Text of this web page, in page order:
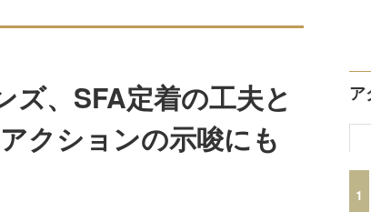
ズ、SFA定着の工夫と
クションの示唆にも
ア
1